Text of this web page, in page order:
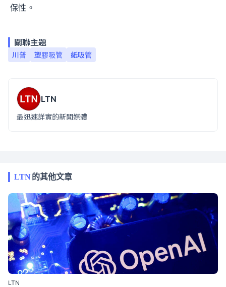
保性。
關聯主題
川普 塑膠吸管 紙吸管
LTN
最迅速詳實的新聞媒體
LTN的其他文章
LTN